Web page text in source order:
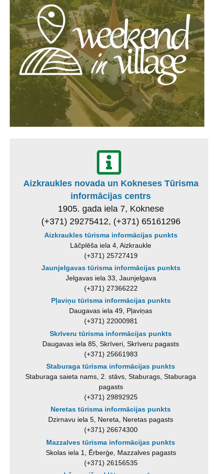
Aizkraukles novada un Kokneses Tūrisma
informācijas centrs
1905. gada iela 7, Koknese
(+371) 29275412, (+371) 65161296
Aizkraukles tūrisma informācijas punkts
Lāčplēša iela 4, Aizkraukle
(+371) 25727419
Jaunjelgavas tūrisma informācijas punkts
Jelgavas iela 33, Jaunjelgava
(+371) 27366222
Pļaviņu tūrisma informācijas punkts
Daugavas iela 49, Pļaviņas
(+371) 22000981
Skrīveru tūrisma informācijas punkts
Daugavas iela 85, Skrīveri, Skrīveru pagasts
(+371) 25661983
Staburaga tūrisma informācijas punkts
Staburaga saieta nams, 2. stāvs, Staburags, Staburaga
pagasts
(+371) 29892925
Neretas tūrisma informācijas punkts
Dzirnavu iela 5, Nereta, Neretas pagasts
(+371) 26674300
Mazzalves tūrisma informācijas punkts
Skolas iela 1, Ērberģe, Mazzalves pagasts
(+371) 26156535